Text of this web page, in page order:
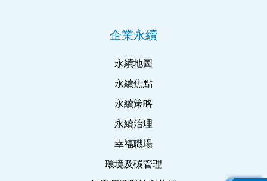
企業永續
永續地圖
永續焦點
永續策略
永續治理
幸福職場
環境及碳管理